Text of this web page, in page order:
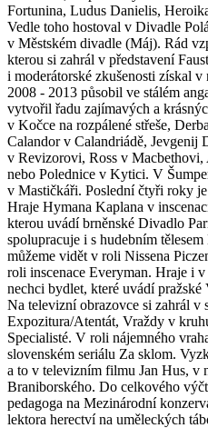
Fortunina, Ludus Danielis,
Vedle toho hostoval v Divadle
v Městském divadle (Máj). Rád
kterou si zahrál v představení
i moderátorské zkušenosti získal
2008 - 2013 působil ve stálém
vytvořil řadu zajímavých a
v Kočce na rozpálené střeše,
Calandor v Calandriádě, Jevgenij
v Revizorovi, Ross v
nebo Polednice v Kytici. V
v Mastičkáři. Poslední čtyři roky
Hraje Hymana Kaplana v
kterou uvádí brněnské Divadlo
spolupracuje i s hudebním
můžeme vidět v roli Nissena
roli inscenace Everyman. Hraje i
nechci bydlet, které uvádí
Na televizní obrazovce si zahrál v
Expozitura/Atentát, Vraždy v
Specialisté. V roli nájemného
slovenském seriálu Za sklom.
a to v televizním filmu Jan Hus, v
Braniborského. Do celkového
pedagoga na Mezinárodní
lektora herectví na uměleckých